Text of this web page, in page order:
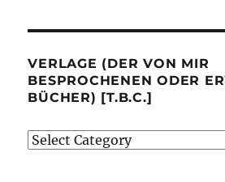
VERLAGE (DER VON MIR
BESPROCHENEN ODER
BÜCHER) [T.B.C.]
Verlage